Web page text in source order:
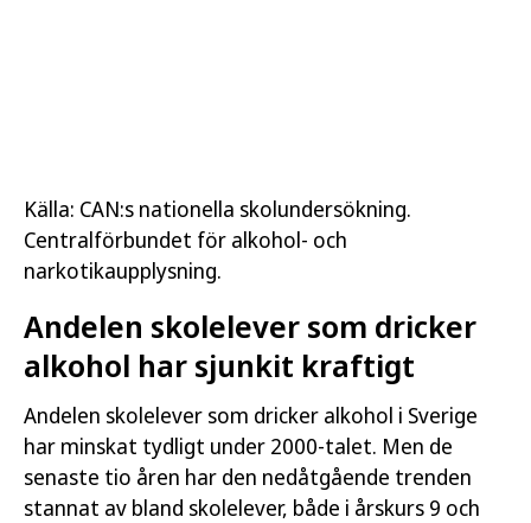
Källa: CAN:s nationella skolundersökning.
Centralförbundet för alkohol- och
narkotikaupplysning.
Andelen skolelever som dricker
alkohol har sjunkit kraftigt
Andelen skolelever som dricker alkohol i Sverige
har minskat tydligt under 2000-talet. Men de
senaste tio åren har den nedåtgående trenden
stannat av bland skolelever, både i årskurs 9 och